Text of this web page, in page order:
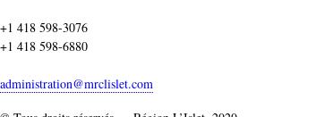
+1 418 598-3076
+1 418 598-6880
administration@mrclislet.com